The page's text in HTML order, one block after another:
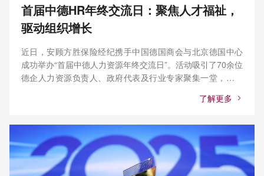
首届中德HR年终交流日：聚焦人才福祉，
驱动组织增长
近日，安顾方胜保险经纪携手中国德国商会与北京德国中心
成功举办“首届中德人力资源年终交流日”。活动吸引了70余位
德企人力资源负责人、政府代表及行业专家聚集一堂，共同
了解更多